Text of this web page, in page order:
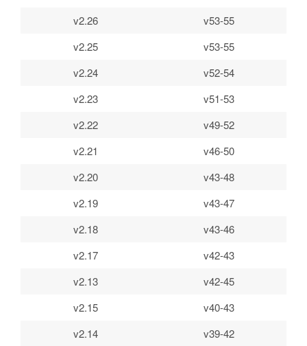
v2.26
v53-55
v2.25
v53-55
v2.24
v52-54
v2.23
v51-53
v2.22
v49-52
v2.21
v46-50
v2.20
v43-48
v2.19
v43-47
v2.18
v43-46
v2.17
v42-43
v2.13
v42-45
v2.15
v40-43
v2.14
v39-42